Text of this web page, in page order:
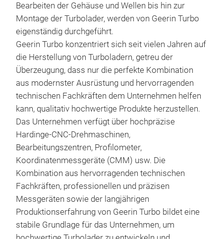
Bearbeiten der Gehäuse und Wellen bis hin zur
Montage der Turbolader, werden von Geerin Turbo
eigenständig durchgeführt.
Geerin Turbo konzentriert sich seit vielen Jahren auf
die Herstellung von Turboladern, getreu der
Überzeugung, dass nur die perfekte Kombination
aus modernster Ausrüstung und hervorragenden
technischen Fachkräften dem Unternehmen helfen
kann, qualitativ hochwertige Produkte herzustellen.
Das Unternehmen verfügt über hochpräzise
Hardinge-CNC-Drehmaschinen,
Bearbeitungszentren, Profilometer,
Koordinatenmessgeräte (CMM) usw. Die
Kombination aus hervorragenden technischen
Fachkräften, professionellen und präzisen
Messgeräten sowie der langjährigen
Produktionserfahrung von Geerin Turbo bildet eine
stabile Grundlage für das Unternehmen, um